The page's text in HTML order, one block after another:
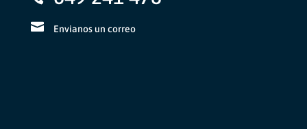
Envianos un correo